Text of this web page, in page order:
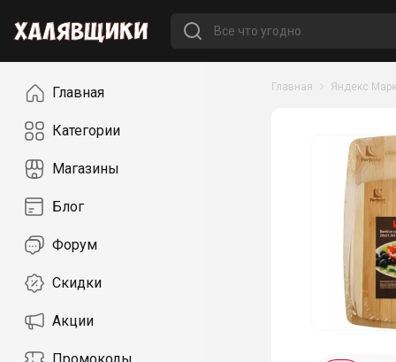
НавигацияГлавная
Категории
Магазины
Блог
Форум
Скидки
Акции
Главная Яндекс